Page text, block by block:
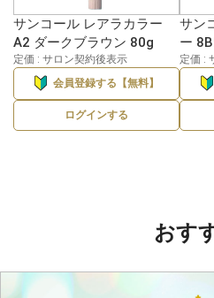
サンコール レアラカラー
A2 ダークブラウン 80g
定価 : サロン契約後表示
会員登録する【無料】
ログインする
サン
ー
定価 :
おす